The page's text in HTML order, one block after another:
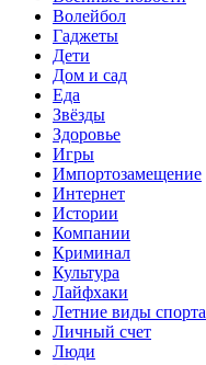
Волейбол
Гаджеты
Дети
Дом и сад
Еда
Звёзды
Здоровье
Игры
Импортозамещение
Интернет
Истории
Компании
Криминал
Культура
Лайфхаки
Летние виды спорта
Личный счет
Люди